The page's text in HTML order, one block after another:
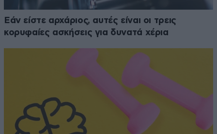
Εάν είστε αρχάριος, αυτές είναι οι τρεις
κορυφαίες ασκήσεις για δυνατά χέρια